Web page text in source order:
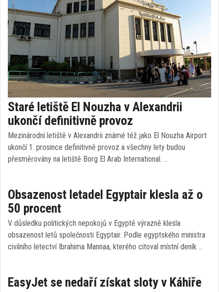
Staré letiště El Nouzha v Alexandrii
ukončí definitivně provoz
Mezinárodní letiště v Alexandrii známé též jako El Nouzha Airport
ukončí 1. prosince definitivně provoz a všechny lety budou
přesměrovány na letiště Borg El Arab International. …
Obsazenost letadel Egyptair klesla až o
50 procent
V důsledku politických nepokojů v Egyptě výrazně klesla
obsazenost letů společnosti Egyptair. Podle egyptského ministra
civilního letectví Ibrahima Mannaa, kterého citoval místní deník …
EasyJet se nedaří získat sloty v Káhiře